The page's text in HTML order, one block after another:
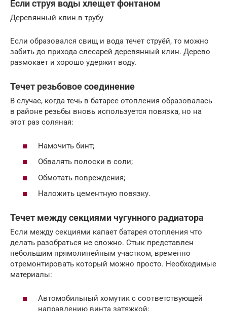
Если струя воды хлещет фонтаном
Деревянный клин в трубу
Если образовался свищ и вода течет струёй, то можно
забить до прихода слесарей деревянный клин. Дерево
размокает и хорошо удержит воду.
Течет резьбовое соединение
В случае, когда течь в батарее отопления образовалась
в районе резьбы вновь используется повязка, но на
этот раз соляная:
Намочить бинт;
Обвалять полоски в соли;
Обмотать повреждения;
Наложить цементную повязку.
Течет между секциями чугунного радиатора
Если между секциями капает батарея отопления что
делать разобраться не сложно. Стык представлен
небольшим прямолинейным участком, временно
отремонтировать который можно просто. Необходимые
материалы:
Автомобильный хомутик с соответствующей
направлению винта затяжкой;